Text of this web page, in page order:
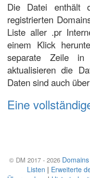
Die Datei enthält
registrierten
Liste aller .pr
einem Klick
separate Zeile
aktualisieren die
Daten sind auch über
Eine
© DM 2017 - 2026 Domains
Listen | Erweiterte